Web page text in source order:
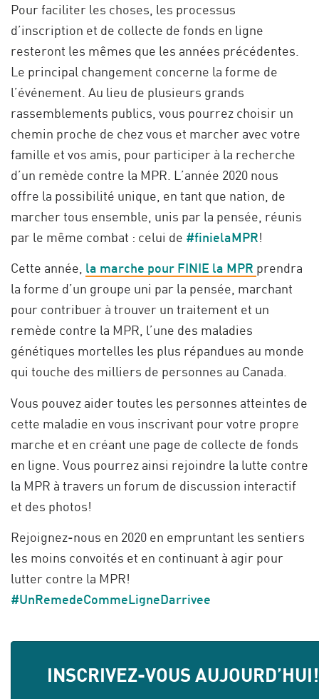
Pour faciliter les choses, les processus
d’inscription et de collecte de fonds en ligne
resteront les mêmes que les années précédentes.
Le principal changement concerne la forme de
l’événement. Au lieu de plusieurs grands
rassemblements publics, vous pourrez choisir un
chemin proche de chez vous et marcher avec votre
famille et vos amis, pour participer à la recherche
d’un remède contre la MPR. L’année 2020 nous
offre la possibilité unique, en tant que nation, de
marcher tous ensemble, unis par la pensée, réunis
par le même combat : celui de #finielaMPR!
Cette année, la marche pour FINIE la MPR prendra
la forme d’un groupe uni par la pensée, marchant
pour contribuer à trouver un traitement et un
remède contre la MPR, l’une des maladies
génétiques mortelles les plus répandues au monde
qui touche des milliers de personnes au Canada.
Vous pouvez aider toutes les personnes atteintes de
cette maladie en vous inscrivant pour votre propre
marche et en créant une page de collecte de fonds
en ligne. Vous pourrez ainsi rejoindre la lutte contre
la MPR à travers un forum de discussion interactif
et des photos!
Rejoignez-nous en 2020 en empruntant les sentiers
les moins convoités et en continuant à agir pour
lutter contre la MPR!
#UnRemedeCommeLigneDarrivee
INSCRIVEZ-VOUS AUJOURD’HUI!